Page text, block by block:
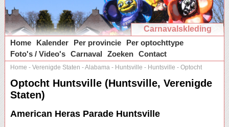
Carnavalskleding
Home
Kalender Per provincie
Per optochttype
Foto's / Video's Carnaval Zoeken Contact
Home - Verenigde Staten -Alabama - Huntsville - Huntsville - Optocht
Optocht Huntsville (Huntsville, Verenigde
Staten)
American Heras Parade Huntsville